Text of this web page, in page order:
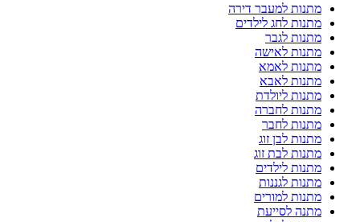
מתנות למעבר דירה
מתנות לחג לילדים
מתנות לגבר
מתנות לאישה
מתנות לאמא
מתנות לאבא
מתנות ליולדת
מתנות לחברה
מתנות לחבר
מתנות לבן זוג
מתנות לבת זוג
מתנות לילדים
מתנות לגננות
מתנות למורים
מתנה לסייעת